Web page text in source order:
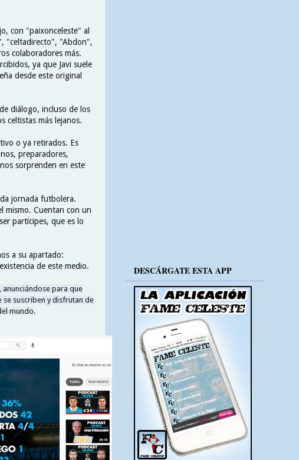
con "paixonceleste" al
"celtadirecto", "Abdon",
colaboradores más.
ya que Javi suele
desde este original
diálogo, incluso de los
celtistas más lejanos.
o ya retirados. Es
preparadores,
sorprenden en este
jornada futbolera.
mismo. Cuentan con un
partícipes, que es lo
a su apartado:
de este medio.
para que
se suscriben y disfrutan de
mundo.
DESCÁRGATE ESTA APP